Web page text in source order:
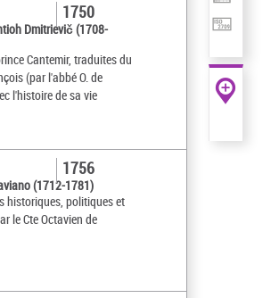
Dmitrievič (1708-
Cantemir, traduites du
(par l'abbé O. de
l'histoire de sa vie
1750
(1712-1781)
historiques, politiques et
le Cte Octavien de
1756